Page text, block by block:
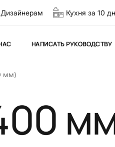
Дизайнерам Кухня за 10
НАПИСАТЬ РУКОВОДСТВУ
мм)